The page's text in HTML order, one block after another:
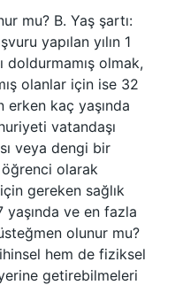
mu? B. Yaş şartı:
yapılan yılın 1
doldurmamış olmak,
olanlar için ise 32
erken kaç yaşında
vatandaşı
veya dengi bir
olarak
gereken sağlık
yaşında ve en fazla
olunur mu?
hem de fiziksel
getirebilmeleri